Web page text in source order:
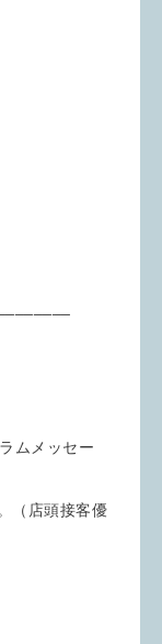
ムメッセー
（店頭接客優